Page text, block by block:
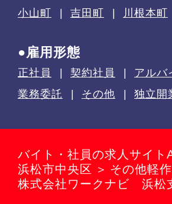
小山町
吉田町 川根本町
●雇用形態
正社員 契約社員 アルバ
業務委託
その他 独立開
バイト・社員の求人サイト
浜松市中央区
その他軽
株式会社ワークナビ 浜松